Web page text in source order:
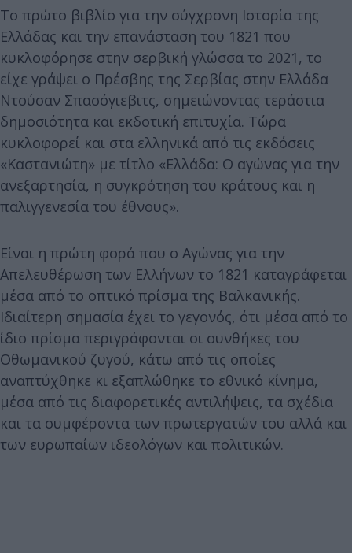
Tο πρώτο βιβλίο για την σύγχρονη Iστορία της
Ελλάδας και την επανάσταση του 1821 που
κυκλοφόρησε στην σερβική γλώσσα το 2021, το
είχε γράψει ο Πρέσβης της Σερβίας στην Ελλάδα
Ντούσαν Σπασόγιεβιτς, σημειώνοντας τεράστια
δημοσιότητα και εκδοτική επιτυχία. Τώρα
κυκλοφορεί και στα ελληνικά από τις εκδόσεις
«Καστανιώτη» με τίτλο «Ελλάδα: Ο αγώνας για την
ανεξαρτησία, η συγκρότηση του κράτους και η
παλιγγενεσία του έθνους».
Είναι η πρώτη φορά που ο Αγώνας για την
Απελευθέρωση των Ελλήνων το 1821 καταγράφεται
μέσα από το οπτικό πρίσμα της Βαλκανικής.
Ιδιαίτερη σημασία έχει το γεγονός, ότι μέσα από το
ίδιο πρίσμα περιγράφονται οι συνθήκες του
Οθωμανικού ζυγού, κάτω από τις οποίες
αναπτύχθηκε κι εξαπλώθηκε το εθνικό κίνημα,
μέσα από τις διαφορετικές αντιλήψεις, τα σχέδια
και τα συμφέροντα των πρωτεργατών του αλλά και
των ευρωπαίων ιδεολόγων και πολιτικών.